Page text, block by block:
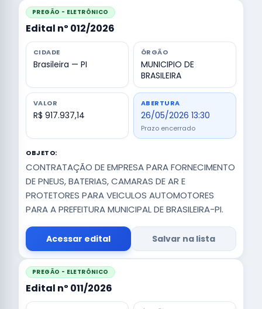
PREGÃO - ELETRÔNICO
Edital nº 012/2026
CIDADE
Brasileira — PI
ÓRGÃO
MUNICIPIO DE
BRASILEIRA
VALOR
R$ 917.937,14
ABERTURA
26/05/2026 13:30
Prazo encerrado
OBJETO:
CONTRATAÇÃO DE EMPRESA PARA FORNECIMENTO
DE PNEUS, BATERIAS, CAMARAS DE AR E
PROTETORES PARA VEICULOS AUTOMOTORES
PARA A PREFEITURA MUNICIPAL DE BRASILEIRA-PI.
Acessar edital Salvar na lista
PREGÃO - ELETRÔNICO
Edital nº 011/2026